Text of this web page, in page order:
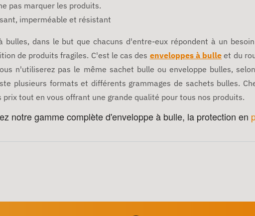
pas marquer les produits.
imperméable et résistant
dans le but que chacuns d'entre-eux répondent à un
de produits fragiles. C'est le cas des enveloppes à bulle et du
n'utiliserez pas le même sachet bulle ou enveloppe bulles,
plusieurs formats et différents grammages de sachets bulles.
tout en vous offrant une grande qualité pour tous nos produits.
notre gamme complète d'enveloppe à bulle, la protection en